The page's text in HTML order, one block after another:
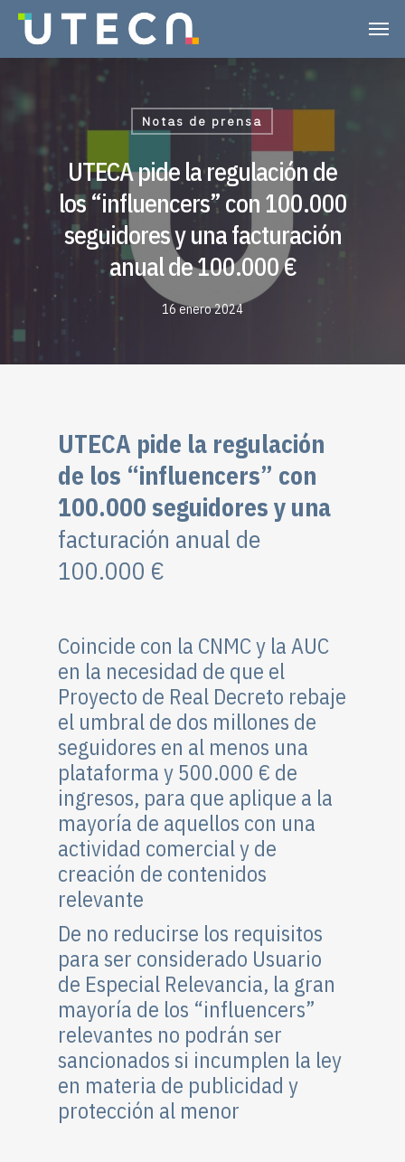
Notas de prensa
UTECA pide la regulación de
los “influencers” con 100.000
seguidores y una facturación
anual de 100.000 €
16 enero 2024
UTECA pide la regulación
de los “influencers” con
100.000 seguidores y una
facturación anual de
100.000 €
Coincide con la CNMC y la AUC
en la necesidad de que el
Proyecto de Real Decreto rebaje
el umbral de dos millones de
seguidores en al menos una
plataforma y 500.000 € de
ingresos, para que aplique a la
mayoría de aquellos con una
actividad comercial y de
creación de contenidos
relevante
De no reducirse los requisitos
para ser considerado Usuario
de Especial Relevancia, la gran
mayoría de los “influencers”
relevantes no podrán ser
sancionados si incumplen la ley
en materia de publicidad y
protección al menor